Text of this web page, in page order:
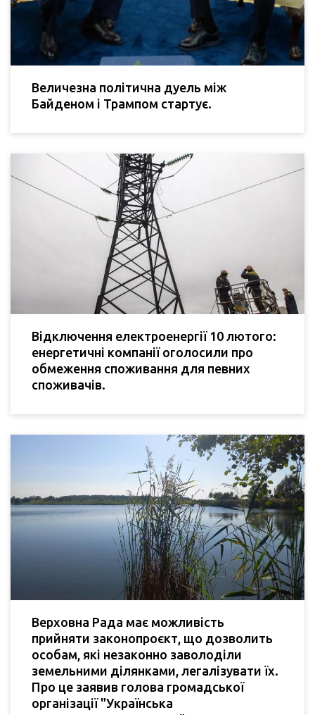
Величезна політична дуель між
Байденом і Трампом стартує.
Відключення електроенергії 10 лютого:
енергетичні компанії оголосили про
обмеження споживання для певних
споживачів.
Верховна Рада має можливість
прийняти законопроєкт, що дозволить
особам, які незаконно заволоділи
земельними ділянками, легалізувати їх.
Про це заявив голова громадської
організації "Українська